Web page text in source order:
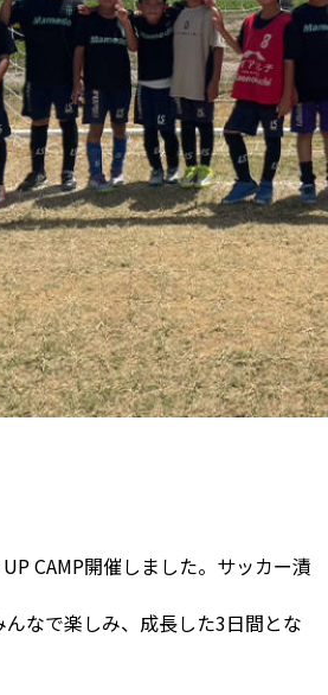
CAMP開催しました。サッカー漬
なで楽しみ、成長した3日間とな